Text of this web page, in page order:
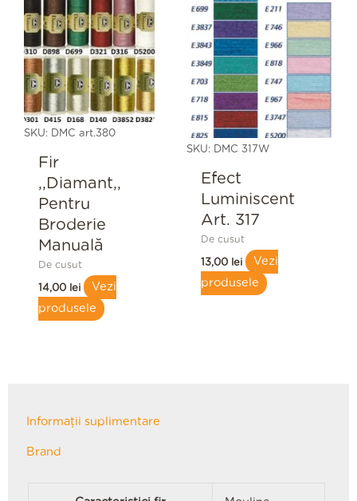
SKU: DMC art.380
Fir
,,Diamant,,
Pentru
Broderie
Manuală
De cusut
14,00 lei
Vezi
produsele
SKU: DMC 317W
Efect
Luminiscent
Art. 317
De cusut
13,00 lei
Vezi
produsele
Informații suplimentare
Brand